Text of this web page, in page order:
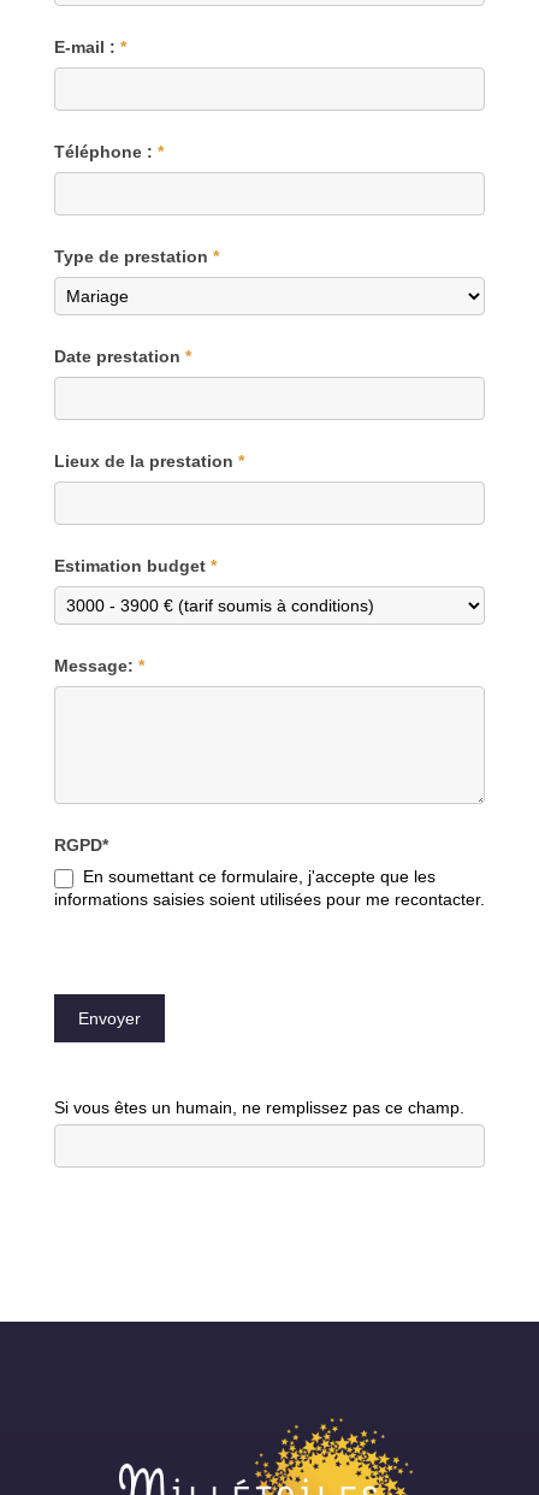
E-mail : *
Téléphone : *
Type de prestation *
Date prestation *
Lieux de la prestation *
Estimation budget *
Message: *
RGPD*
En soumettant ce formulaire, j'accepte que les
informations saisies soient utilisées pour me recontacter.
Envoyer
Si vous êtes un humain, ne remplissez pas ce champ.